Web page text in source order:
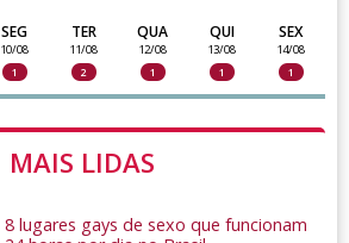
SEG
10/08
1
TER
11/08
2
QUA
12/08
1
QUI
13/08
1
SEX
14/08
1
MAIS LIDAS
8 lugares gays de sexo que funcionam